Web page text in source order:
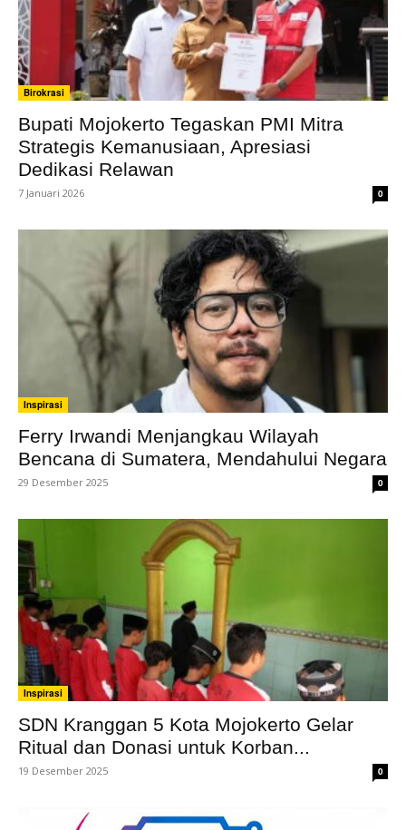
Birokrasi
Bupati Mojokerto Tegaskan PMI Mitra
Strategis Kemanusiaan, Apresiasi
Dedikasi Relawan
7 Januari 2026 0
Inspirasi
Ferry Irwandi Menjangkau Wilayah
Bencana di Sumatera, Mendahului Negara
29 Desember 2025 0
Inspirasi
SDN Kranggan 5 Kota Mojokerto Gelar
Ritual dan Donasi untuk Korban...
19 Desember 2025 0